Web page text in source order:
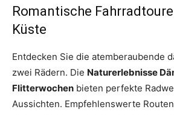
Romantische
Küste
Entdecken Sie die atemberaubende
zwei Rädern. Die Naturerlebnisse
Flitterwochen bieten perfekte
Aussichten. Empfehlenswerte